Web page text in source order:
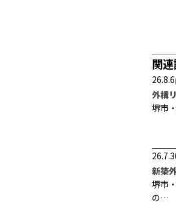
関
26.8.6
外構
堺市
新築
堺市
の…